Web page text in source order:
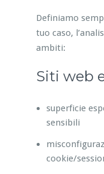
Definiamo
tuo caso,
ambiti:
Siti web
superficie
sensibili
cookie/